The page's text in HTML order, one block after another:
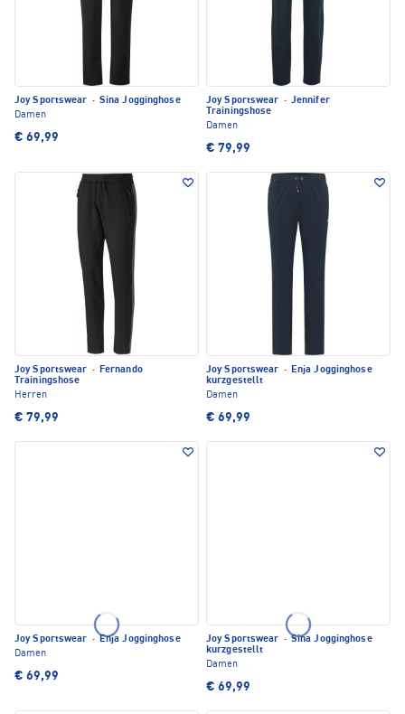
Joy Sportswear · Sina Jogginghose
Damen
€ 69,99
Joy Sportswear · Jennifer
Trainingshose
Damen
€ 79,99
Joy Sportswear · Fernando
Trainingshose
Herren
€ 79,99
Joy Sportswear · Enja Jogginghose
kurzgestellt
Damen
€ 69,99
Joy Sportswear · Enja Jogginghose
Damen
€ 69,99
Joy Sportswear · Sina Jogginghose
kurzgestellt
Damen
€ 69,99